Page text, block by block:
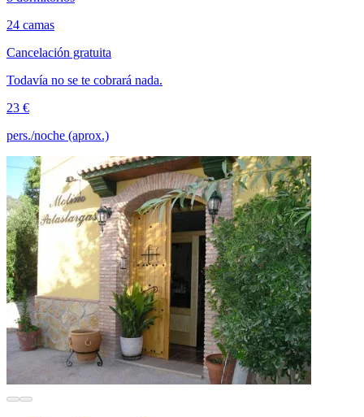
24 camas
Cancelación gratuita
Todavía no se te cobrará nada.
23 €
pers./noche (aprox.)